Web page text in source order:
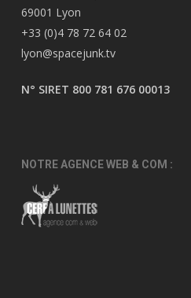
69001 Lyon
+33 (0)4 78 72 64 02
lyon@spacejunk.tv
N° SIRET 800 781 676 00013
NOTRE AGENCE WEB & COM :